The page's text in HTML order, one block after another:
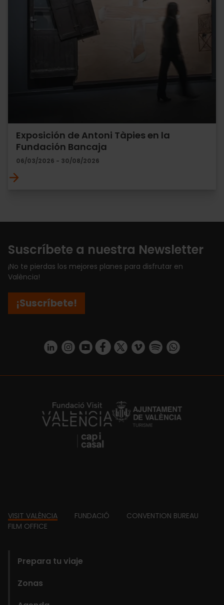
Exposición de Antoni Tàpies en la
Fundación Bancaja
06/03/2026 - 30/08/2026
Suscríbete a nuestra Newsletter
¡No te pierdas los mejores planes para disfrutar en
València!
¡Suscríbete!
https://www.linkedin.com/company/turismo-valencia/mycompany/
https://www.instagram.com/visit_valencia/
https://www.youtube.com/user/
https://www.facebook.com/
https://twitter.com/
https://vimeo.com/
https://https://api.whatsapp.com/
https://fundacion.visitvalencia.com/
Footer
VISIT VALÈNCIA FUNDACIÓ
CONVENTION BUREAU
FILM OFFICE
Prepara tu viaje
Zonas